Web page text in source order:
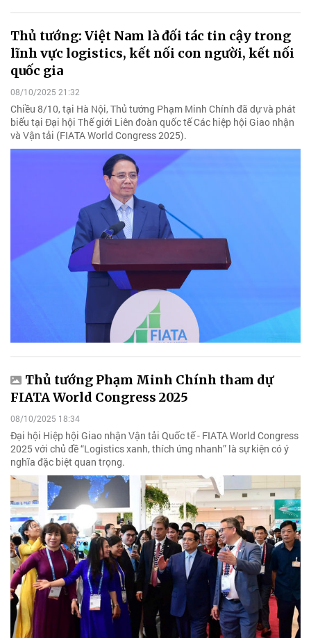
Thủ tướng: Việt Nam là đối tác tin cậy trong
lĩnh vực logistics, kết nối con người, kết nối
quốc gia
08/10/2025 21:32
Chiều 8/10, tại Hà Nội, Thủ tướng Phạm Minh Chính đã dự và phát
biểu tại Đại hội Thế giới Liên đoàn quốc tế Các hiệp hội Giao nhận
và Vận tải (FIATA World Congress 2025).
Thủ tướng Phạm Minh Chính tham dự
FIATA World Congress 2025
08/10/2025 18:34
Đại hội Hiệp hội Giao nhận Vận tải Quốc tế - FIATA World Congress
2025 với chủ đề “Logistics xanh, thích ứng nhanh” là sự kiện có ý
nghĩa đặc biệt quan trọng.